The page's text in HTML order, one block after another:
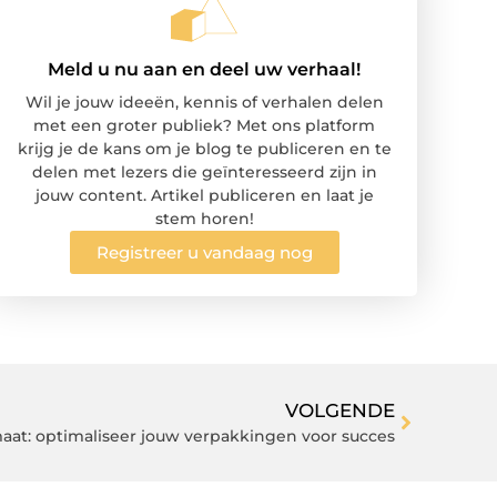
Meld u nu aan en deel uw verhaal!
Wil je jouw ideeën, kennis of verhalen delen
met een groter publiek? Met ons platform
krijg je de kans om je blog te publiceren en te
delen met lezers die geïnteresseerd zijn in
jouw content. Artikel publiceren en laat je
stem horen!
Registreer u vandaag nog
VOLGENDE
optimaliseer jouw verpakkingen voor succes